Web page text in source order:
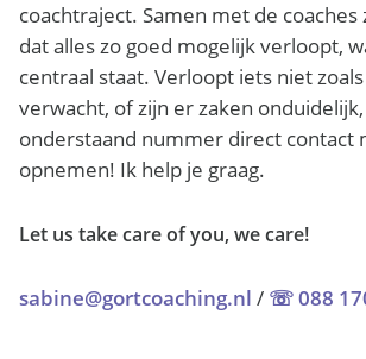
coachtraject. Samen met de
dat alles zo goed mogelijk verloopt,
centraal staat. Verloopt iets niet
verwacht, of zijn er zaken
onderstaand nummer direct contact
opnemen! Ik help je graag.
Let us take care of you, we care!
sabine@gortcoaching.nl / ☏ 088